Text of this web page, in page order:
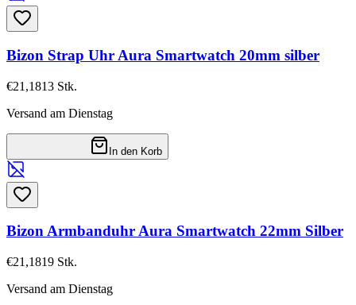
Bizon Strap Uhr Aura Smartwatch 20mm silber
€21,1813 Stk.
Versand am Dienstag
In den Korb
Bizon Armbanduhr Aura Smartwatch 22mm Silber
€21,1819 Stk.
Versand am Dienstag